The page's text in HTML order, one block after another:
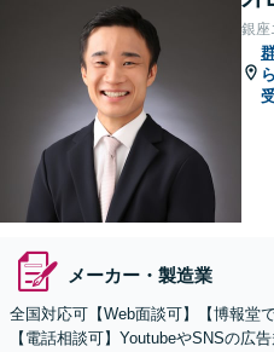
銀座
メーカー・製造業
全国対応可【Web面談可】【博報堂
【電話相談可】YoutubeやSNSの広